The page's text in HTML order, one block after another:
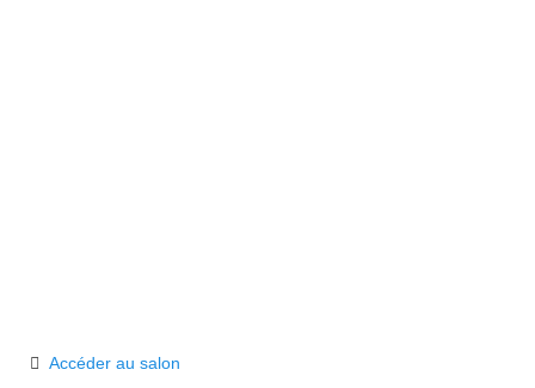
Accéder au salon